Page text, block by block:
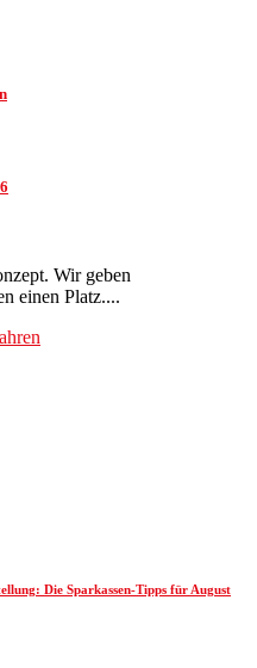
Wir geben
einen Platz....
Die Sparkassen-Tipps für August